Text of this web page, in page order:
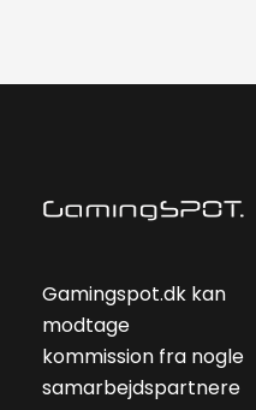
Gamingspot.dk kan
modtage
kommission fra nogle
samarbejdspartnere